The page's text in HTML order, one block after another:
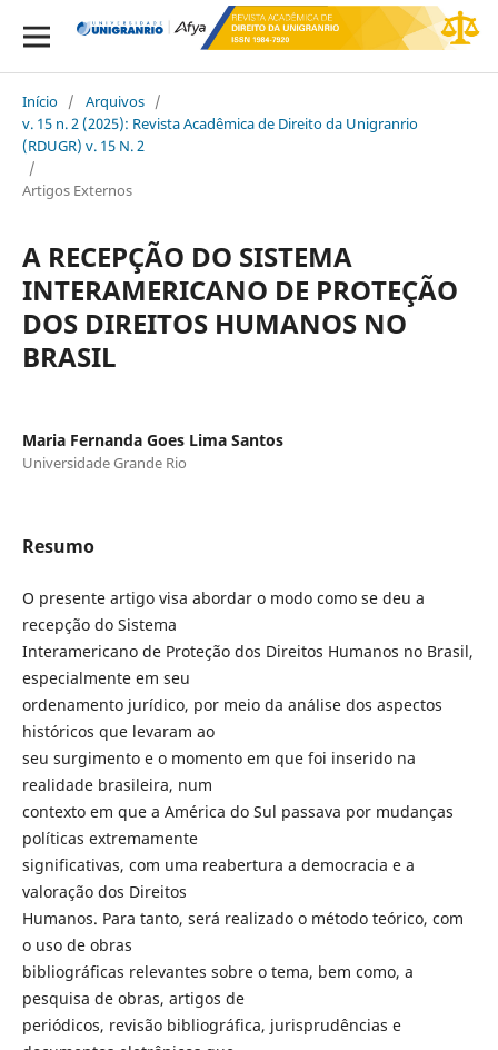
Início / Arquivos /
v. 15 n. 2 (2025): Revista Acadêmica de Direito da Unigranrio
(RDUGR) v. 15 N. 2
/
Artigos Externos
A RECEPÇÃO DO SISTEMA
INTERAMERICANO DE PROTEÇÃO
DOS DIREITOS HUMANOS NO
BRASIL
Maria Fernanda Goes Lima Santos
Universidade Grande Rio
Resumo
O presente artigo visa abordar o modo como se deu a
recepção do Sistema
Interamericano de Proteção dos Direitos Humanos no Brasil,
especialmente em seu
ordenamento jurídico, por meio da análise dos aspectos
históricos que levaram ao
seu surgimento e o momento em que foi inserido na
realidade brasileira, num
contexto em que a América do Sul passava por mudanças
políticas extremamente
significativas, com uma reabertura a democracia e a
valoração dos Direitos
Humanos. Para tanto, será realizado o método teórico, com
o uso de obras
bibliográficas relevantes sobre o tema, bem como, a
pesquisa de obras, artigos de
periódicos, revisão bibliográfica, jurisprudências e